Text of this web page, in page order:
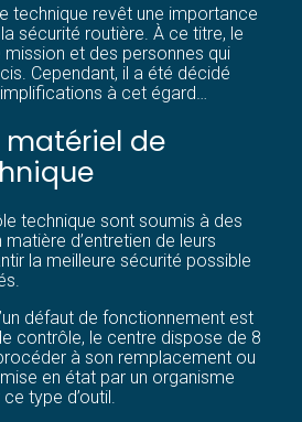
technique revêt une importance
sécurité routière. À ce titre, le
et des personnes qui
Cependant, il a été décidé
à cet égard…
matériel de
technique sont soumis à des
d’entretien de leurs
la meilleure sécurité possible
défaut de fonctionnement est
contrôle, le centre dispose de 8
à son remplacement ou
en état par un organisme
type d’outil.